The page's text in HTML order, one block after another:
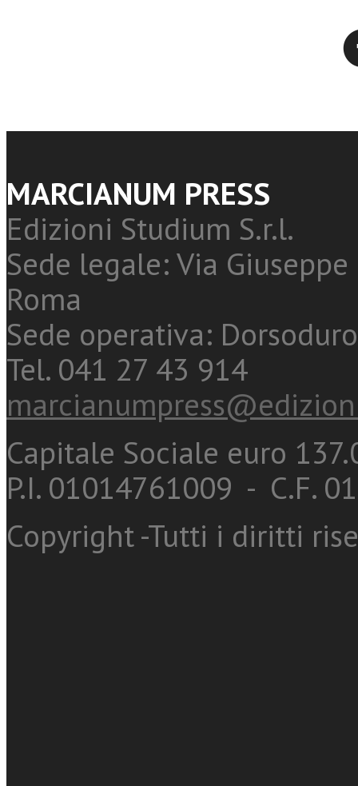
MARCIANUM PRESS
Edizioni Studium S.r.l.
Sede legale: Via
Roma
Sede operativa:
Tel. 041 27 43 914
Capitale Sociale euro
P.I. 01014761009 - C.F.
Copyright -Tutti i diritti